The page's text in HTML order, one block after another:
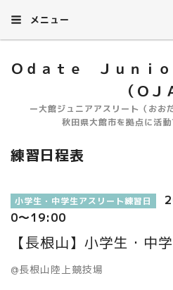
メニュー
Ｏｄａｔｅ Ｊｕｎｉ
（ＯＪ
ー大館ジュニアアスリート（おお
秋田県大館市を拠点に活
練習日程表
小学生・中学生アスリート練習日
0～19:00
【長根山】小学生・中
@長根山陸上競技場